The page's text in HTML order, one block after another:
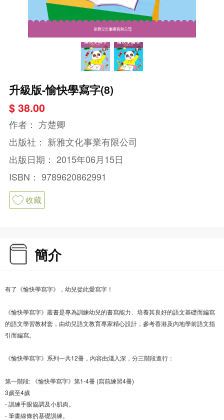
升級版-愉快學寫字(8)
$ 38.00
作者： 方楚卿
出版社： 新雅文化事業有限公司
出版日期： 2015年06月15日
ISBN： 9789620862991
收藏
簡介
有了《愉快學寫字》，幼兒從此愛寫字！
《愉快學寫字》叢書是專為訓練幼兒的書寫能力、培養其良好的語文基礎而編寫
的語文學習教材套，由幼兒語文教育專家精心設計，參考香港及內地學前語文指
引而編寫。
《愉快學寫字》系列一共12冊，內容由淺入深，分三階段進行：
第一階段: 《愉快學寫字》第1-4冊 (寫前練習4冊)
3歲至4歲
- 訓練手眼協調及小肌肉。
- 筆畫線條的基礎訓練。